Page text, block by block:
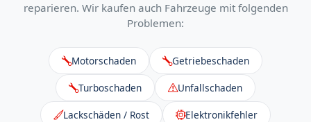
reparieren. Wir kaufen auch Fahrzeuge mit folgenden
Problemen:
Motorschaden Getriebeschaden
Turboschaden Unfallschaden
Lackschäden / Rost Elektronikfehler